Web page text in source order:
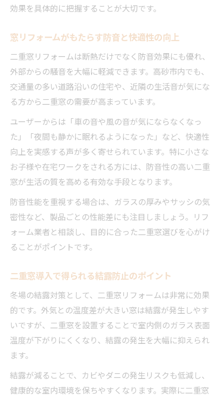
効果を具体的に把握することが大切です。
窓リフォームがもたらす防音と快適性の向上
二重窓リフォームは断熱だけでなく防音効果にも優れ、
外部からの騒音を大幅に軽減できます。高砂市内でも、
交通量の多い道路沿いの住宅や、近隣の生活音が気にな
る方から二重窓の需要が高まっています。
ユーザーからは「車の音や風の音が気にならなくなっ
た」「夜間も静かに眠れるようになった」など、快適性
向上を実感する声が多く寄せられています。特に小さな
お子様や在宅ワークをされる方には、防音性の高い二重
窓が生活の質を高める有効な手段となります。
防音性能を重視する場合は、ガラスの厚みやサッシの気
密性など、製品ごとの性能差にも注目しましょう。リフ
ォーム業者と相談し、目的に合った二重窓選びを心がけ
ることがポイントです。
二重窓導入で得られる結露防止のポイント
冬場の結露対策として、二重窓リフォームは非常に効果
的です。外気との温度差が大きい窓は結露が発生しやす
いですが、二重窓を設置することで室内側のガラス表面
温度が下がりにくくなり、結露の発生を大幅に抑えられ
ます。
結露が減ることで、カビやダニの発生リスクも低減し、
健康的な室内環境を保ちやすくなります。実際に二重窓